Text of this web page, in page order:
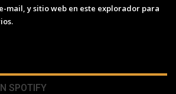
mail, y sitio web en este explorador para
SPOTIFY